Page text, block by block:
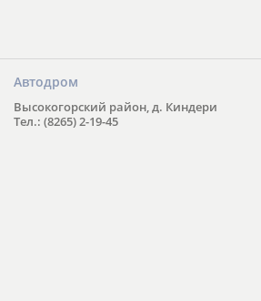
Автодром
Высокогорский район, д. Киндери
Тел.: (8265) 2-19-45